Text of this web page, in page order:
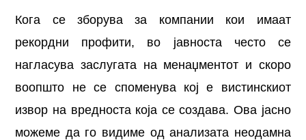
Кога се зборува за компании кои имаат
рекордни профити, во јавноста често се
нагласува заслугата на менаџментот и скоро
воопшто не се споменува кој е вистинскиот
извор на вредноста која се создава. Ова јасно
можеме да го видиме од анализата неодамна